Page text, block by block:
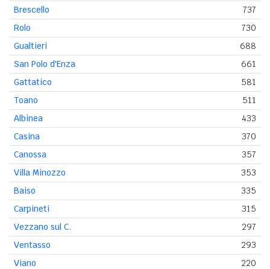
Brescello
737
Rolo
730
Gualtieri
688
San Polo d'Enza
661
Gattatico
581
Toano
511
Albinea
433
Casina
370
Canossa
357
Villa Minozzo
353
Baiso
335
Carpineti
315
Vezzano sul C.
297
Ventasso
293
Viano
220